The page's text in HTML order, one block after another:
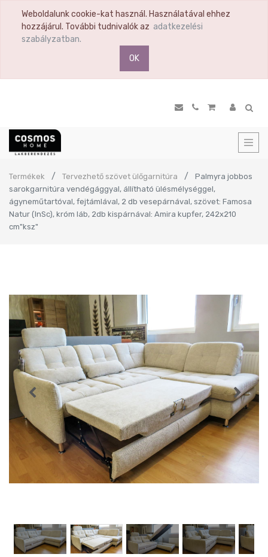
Weboldalunk cookie-kat használ. Használatával ehhez
hozzájárul. További tudnivalók az adatkezelési
szabályzatban.
OK
Termékek Tervezhető szövet ülőgarnitúra
Palmyra jobbos
sarokgarnitúra vendégággyal, állítható ülésmélységgel,
ágyneműtartóval, fejtámlával, 2 db vesepárnával, szövet: Famosa
Natur (InSc), króm láb, 2db kispárnával: Amira kupfer, 242x210
cm"ksz"